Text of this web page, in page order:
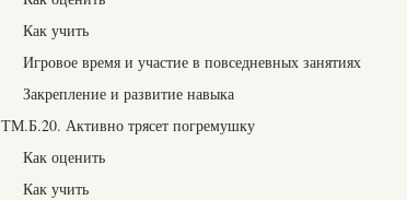
Как учить
Игровое время и участие в повседневных занятиях
Закрепление и развитие навыка
ТМ.Б.20. Активно трясет погремушку
Как оценить
Как учить